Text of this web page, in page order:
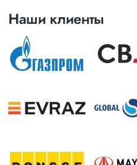
Наши клиенты